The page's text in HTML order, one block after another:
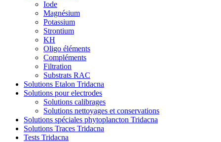
Iode
Magnésium
Potassium
Strontium
KH
Oligo éléments
Compléments
Filtration
Substrats RAC
Solutions Etalon Tridacna
Solutions pour electrodes
Solutions calibrages
Solutions nettoyages et conservations
Solutions spéciales phytoplancton Tridacna
Solutions Traces Tridacna
Tests Tridacna